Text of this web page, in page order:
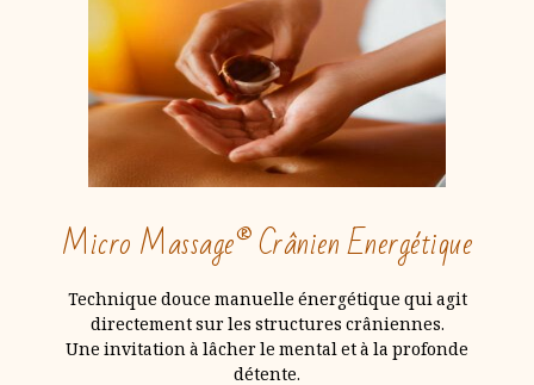
Micro Massage® Crânien Energétique
Technique douce manuelle énergétique qui agit
directement sur les structures crâniennes.
Une invitation à lâcher le mental et à la profonde
détente.